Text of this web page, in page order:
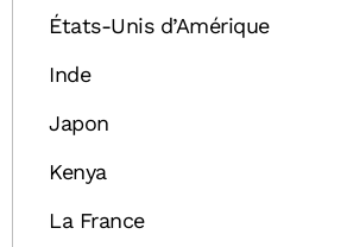
États-Unis d’Amérique
Inde
Japon
Kenya
La France